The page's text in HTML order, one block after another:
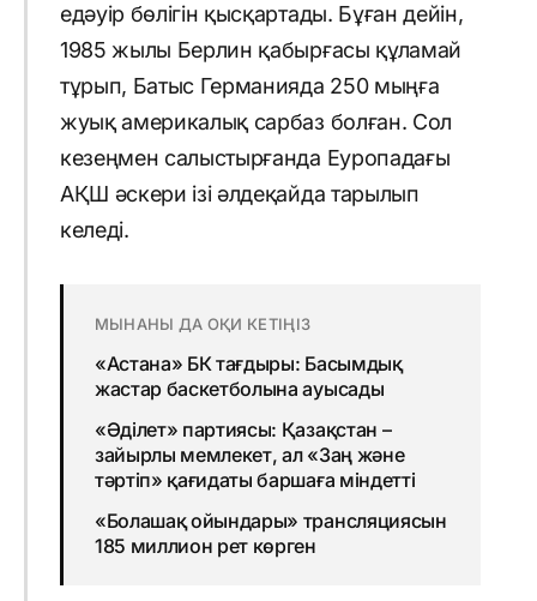
едәуір бөлігін қысқартады. Бұған дейін,
1985 жылы Берлин қабырғасы құламай
тұрып, Батыс Германияда 250 мыңға
жуық америкалық сарбаз болған. Сол
кезеңмен салыстырғанда Еуропадағы
АҚШ әскери ізі әлдеқайда тарылып
келеді.
МЫНАНЫ ДА ОҚИ КЕТІҢІЗ
«Астана» БК тағдыры: Басымдық
жастар баскетболына ауысады
«Әділет» партиясы: Қазақстан –
зайырлы мемлекет, ал «Заң және
тәртіп» қағидаты баршаға міндетті
«Болашақ ойындары» трансляциясын
185 миллион рет көрген